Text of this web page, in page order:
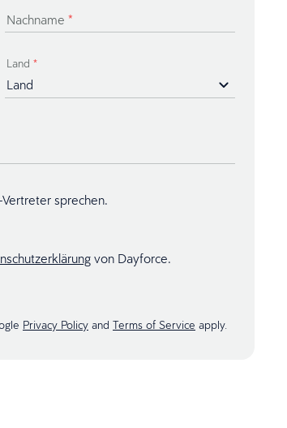
Nachname *
Land *
sprechen.
von Dayforce.
Privacy Policy and Terms of Service apply.